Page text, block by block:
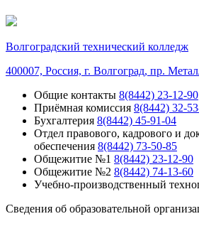
Волгоградский технический колледж
400007, Россия, г. Волгоград, пр.
Общие контакты 8(8442) 23-12-90
Приёмная комиссия 8(8442) 32-
Бухгалтерия 8(8442) 45-91-04
Отдел правового, кадрового и
обеспечения 8(8442) 73-50-85
Общежитие №1 8(8442) 23-12-90
Общежитие №2 8(8442) 74-13-60
Учебно-производственный
Сведения об образовательной